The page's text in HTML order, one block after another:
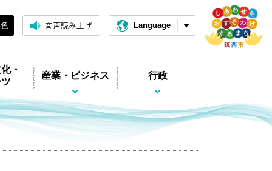
音声読み上げ Language
・
産業・ビジネス 行政